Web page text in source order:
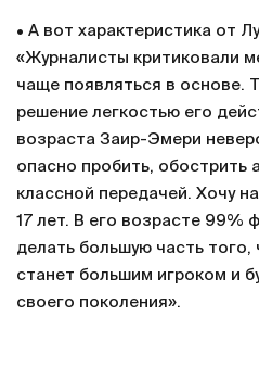
• А вот характеристика от
«Журналисты критиковали
чаще появляться в основе.
решение легкостью его
возраста Заир-Эмери
опасно пробить, обострить
классной передачей. Хочу
17 лет. В его возрасте 99%
делать большую часть того,
станет большим игроком и
своего поколения».